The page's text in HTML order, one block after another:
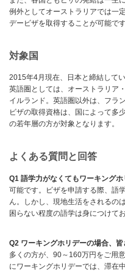
例外としてオーストラリアでは一
デービザを取得することが可能で
対象国
2015年4月現在、日本と締結して
英語圏としては、オーストラリア
イルランド。英語圏以外は、フラ
ビザの取得資格は、国によって多
の若年層の方が対象となります。
よくある質問と回答
Q1 語学力がなくてもワーキング
可能です。ビザを申請する際、語
ん。しかし、現地生活をされるの
困らない程度の語学は身につけて
Q2 ワーキングホリデーの場合、
多くの方が、90～160万円をご用
にワーキングホリデーでは、滞在